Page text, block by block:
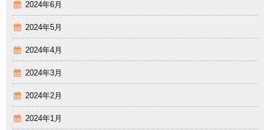
2024年6月
2024年5月
2024年4月
2024年3月
2024年2月
2024年1月